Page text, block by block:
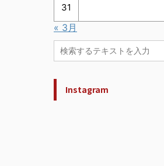
31
« 3月
Instagram